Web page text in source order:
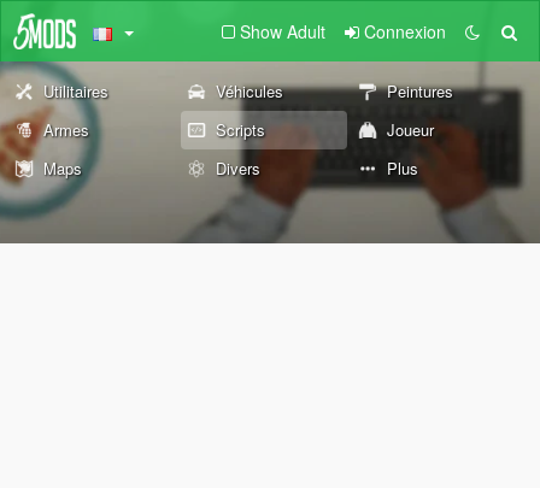
Show Adult Connexion
Utilitaires Véhicules
Peintures
Armes
Scripts
Joueur
Maps
Divers Plus